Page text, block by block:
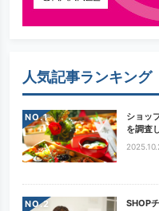
人気記事ランキング
NO.
ショッ
を調査
NO. SHOP